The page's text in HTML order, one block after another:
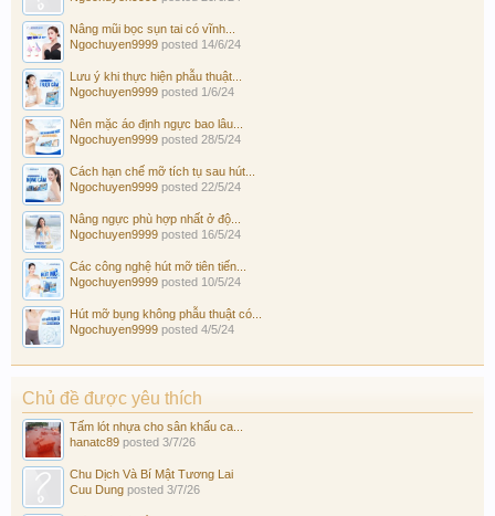
Nâng mũi bọc sụn tai có vĩnh...
Ngochuyen9999 posted 14/6/24
Lưu ý khi thực hiện phẫu thuật...
Ngochuyen9999 posted 1/6/24
Nên mặc áo định ngực bao lâu...
Ngochuyen9999 posted 28/5/24
Cách hạn chế mỡ tích tụ sau hút...
Ngochuyen9999 posted 22/5/24
Nâng ngực phù hợp nhất ở độ...
Ngochuyen9999 posted 16/5/24
Các công nghệ hút mỡ tiên tiến...
Ngochuyen9999 posted 10/5/24
Hút mỡ bụng không phẫu thuật có...
Ngochuyen9999 posted 4/5/24
Chủ đề được yêu thích
Tấm lót nhựa cho sân khấu ca...
hanatc89 posted 3/7/26
Chu Dịch Và Bí Mật Tương Lai
Cuu Dung posted 3/7/26